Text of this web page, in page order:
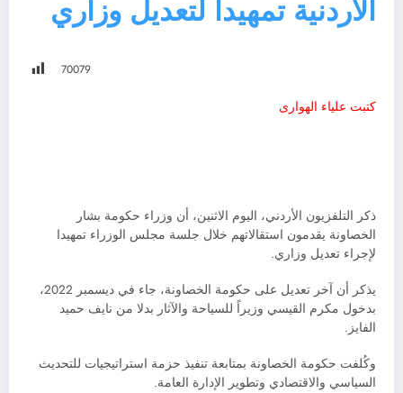
الأردنية تمهيدا لتعديل وزاري
70079
كتبت علياء الهوارى
ذكر التلفزيون الأردني، اليوم الاثنين، أن وزراء حكومة بشار
الخصاونة يقدمون استقالاتهم خلال جلسة مجلس الوزراء تمهيدا
لإجراء تعديل وزاري.
يذكر أن آخر تعديل على حكومة الخصاونة، جاء في ديسمبر 2022،
بدخول مكرم القيسي وزيراً للسياحة والآثار بدلا من نايف حميد
الفايز.
وكُلفت حكومة الخصاونة بمتابعة تنفيذ حزمة استراتيجيات للتحديث
السياسي والاقتصادي وتطوير الإدارة العامة.